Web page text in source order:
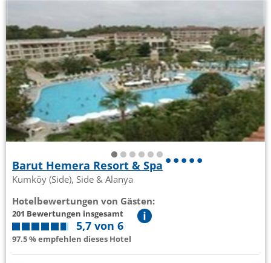
Barut Hemera Resort & Spa
Kumköy (Side), Side & Alanya
Hotelbewertungen von Gästen:
201 Bewertungen insgesamt
5,7 von 6
97.5 % empfehlen dieses Hotel